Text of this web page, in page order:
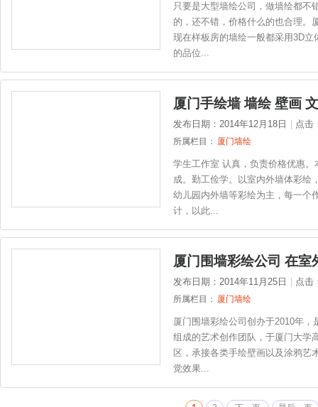
只要是大型墙绘公司，做墙绘都不
的，还不错，价格什么的也合理。
现在样板房的墙绘一般都采用3D
的品位...
厦门手绘墙 墙绘 壁画
发布日期：2014年12月18日 点击
所属栏目： 厦门墙绘
学生工作室 认真，负责价格优惠
成。勤工俭学。以室内外墙体彩绘
幼儿园内外墙等彩绘为主，每一个
计，以此...
厦门围墙彩绘公司 在室
发布日期：2014年11月25日 点击
所属栏目： 厦门墙绘
厦门围墙彩绘公司创办于2010年
组成的艺术创作团队，于厦门大学
区，承接各类手绘壁画以及涂鸦艺
觉效果...